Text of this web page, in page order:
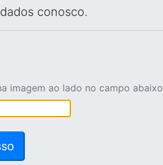
conosco.
imagem ao lado no campo abaixo